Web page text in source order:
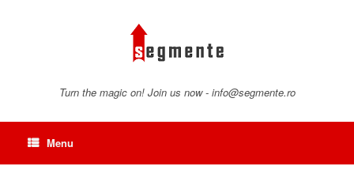
Turn the magic on! Join us now - info@segmente.ro
Menu